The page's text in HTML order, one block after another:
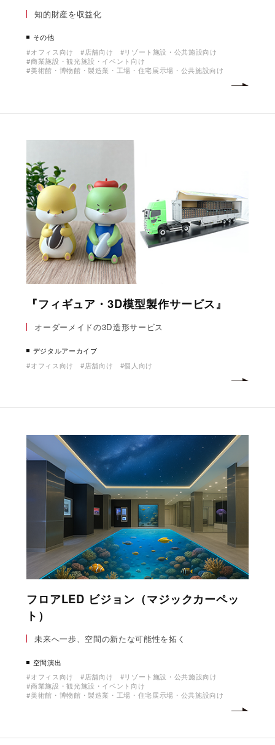
知的財産を収益化
その他
オフィス向け
店舗向け
リゾート施設・公共施設向け
商業施設・観光施設・イベント向け
美術館・博物館・製造業・工場・住宅展示場・公共施設向け
『フィギュア・3D模型製作サービス』
オーダーメイドの3D造形サービス
デジタルアーカイブ
オフィス向け
店舗向け 個人向け
フロアLED ビジョン（マジックカーペッ
ト）
未来へ一歩、空間の新たな可能性を拓く
空間演出
オフィス向け
店舗向け
リゾート施設・公共施設向け
商業施設・観光施設・イベント向け
美術館・博物館・製造業・工場・住宅展示場・公共施設向け